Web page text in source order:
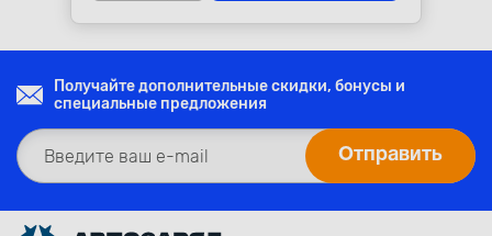
Получайте дополнительные скидки, бонусы и
специальные предложения